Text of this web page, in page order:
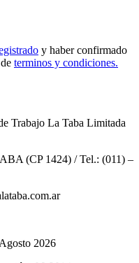
y haber confirmado
terminos y condiciones.
Trabajo La Taba Limitada
(CP 1424) / Tel.: (011) –
2026